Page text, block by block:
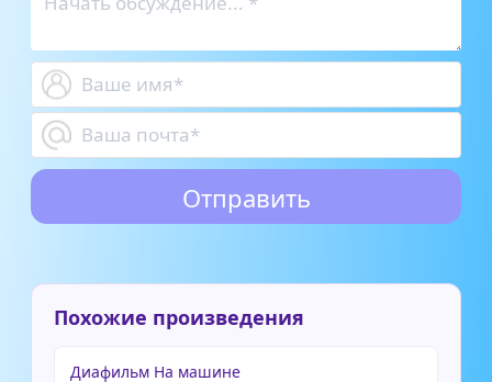
Похожие произведения
Диафильм На машине